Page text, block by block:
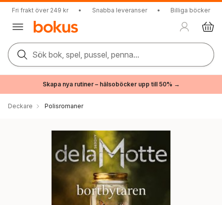
Fri frakt över 249 kr • Snabba leveranser • Billiga böcker
Sök bok, spel, pussel, penna...
Skapa nya rutiner – hälsoböcker upp till 50% →
Deckare Polisromaner